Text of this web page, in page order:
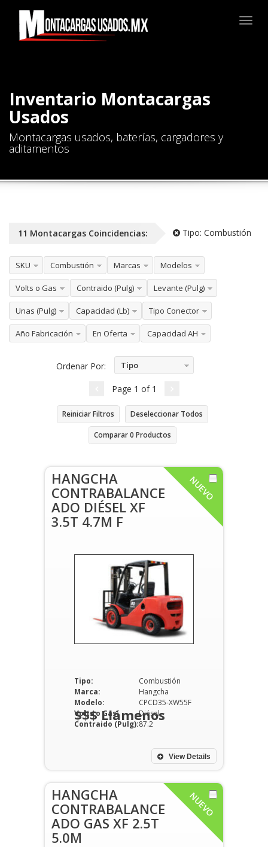
Inventario Montacargas
Usados
Montacargas usados, baterías, cargadores y
aditamentos
11 Montacargas Coincidencias: Tipo: Combustión
SKU Combustión Marcas Modelos
Volts o Gas Contraido (Pulg) Levante (Pulg)
Unas (Pulg) Capacidad (Lb) Tipo Conector
Año Fabricación En Oferta Capacidad AH
Ordenar Por:
Tipo
Page 1 of 1
Reiniciar Filtros Deseleccionar Todos
Comparar0 Productos
NUEVO
HANGCHA
CONTRABALANCE
ADO DIÉSEL XF
3.5T 4.7M F
Tipo:
Combustión
Marca:
Hangcha
Modelo:
CPCD35-XW55F
Volts o Gas:
Diésel
Contraido (Pulg):87.2
View Details
$$$ Llámenos
NUEVO
HANGCHA
CONTRABALANCE
ADO GAS XF 2.5T
5.0M